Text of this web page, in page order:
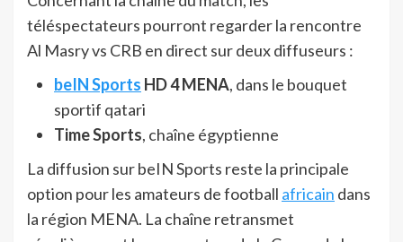
téléspectateurs pourront regarder la rencontre
Al Masry vs CRB en direct sur deux diffuseurs :
beIN Sports HD 4 MENA, dans le bouquet
sportif qatari
Time Sports, chaîne égyptienne
La diffusion sur beIN Sports reste la principale
option pour les amateurs de football africain dans
la région MENA. La chaîne retransmet